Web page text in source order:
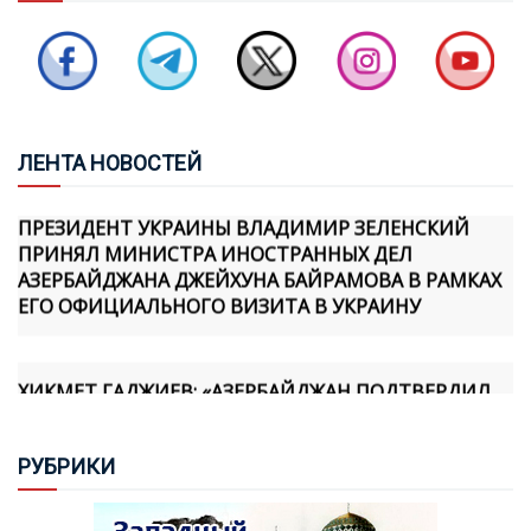
ЛЕНТА НОВОСТЕЙ
БАЙРАМОВ И БУДАНОВ ОБСУДИЛИ ОТНОШЕНИЯ
ПРЕЗИДЕНТ УКРАИНЫ ВЛАДИМИР ЗЕЛЕНСКИЙ
ПРИНЯЛ МИНИСТРА ИНОСТРАННЫХ ДЕЛ
АЗЕРБАЙДЖАНА ДЖЕЙХУНА БАЙРАМОВА В РАМКАХ
ЕГО ОФИЦИАЛЬНОГО ВИЗИТА В УКРАИНУ
ХИКМЕТ ГАДЖИЕВ: «АЗЕРБАЙДЖАН ПОДТВЕРДИЛ
СВОЮ ПРИВЕРЖЕННОСТЬ МИРУ ПРАКТИЧЕСКИМИ
СТОРОНА ТАКЖЕ ПРИНЯЛА НОВУЮ
ГЕОПОЛИТИЧЕСКУЮ РЕАЛЬНОСТЬ И ФОРМИРУЕТ
СВОЮ ПОЛИТИКУ В ЭТОМ НАПРАВЛЕНИИ»
РУБРИКИ